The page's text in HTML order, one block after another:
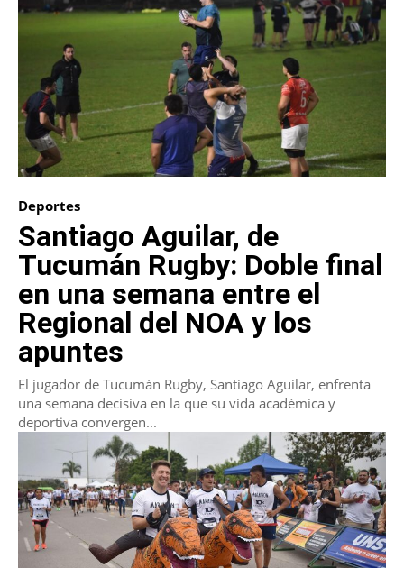
Deportes
Santiago Aguilar, de
Tucumán Rugby: Doble final
en una semana entre el
Regional del NOA y los
apuntes
El jugador de Tucumán Rugby, Santiago Aguilar, enfrenta
una semana decisiva en la que su vida académica y
deportiva convergen...